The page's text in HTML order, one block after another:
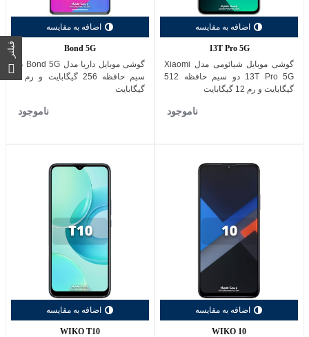
اضافه به مقایسه
13T Pro 5G
گوشی موبایل شیائومی مدل Xiaomi
13T Pro 5G دو سیم حافظه 512
گیگابایت و رم 12 گیگابایت
ناموجود
اضافه به مقایسه
Bond 5G
گوشی موبایل داریا مدل Bond 5G دو
گیگابایت
ناموجود
اضافه به مقایسه
WIKO 10
اضافه به مقایسه
WIKO T10
فیلتر